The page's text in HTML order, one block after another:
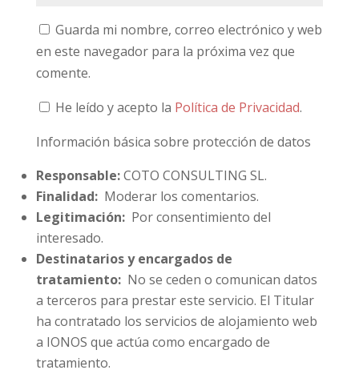
Guarda mi nombre, correo electrónico y web
en este navegador para la próxima vez que
comente.
He leído y acepto la Política de Privacidad.
Información básica sobre protección de datos
Responsable:COTO CONSULTING SL.
Finalidad:Moderar los comentarios.
Legitimación:Por consentimiento del
interesado.
Destinatarios y encargados de
tratamiento:No se ceden o comunican datos
a terceros para prestar este servicio. El Titular
ha contratado los servicios de alojamiento web
a IONOS que actúa como encargado de
tratamiento.